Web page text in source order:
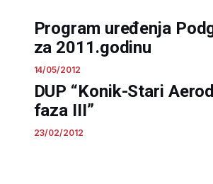
Program uređenja
za 2011.godinu
14/05/2012
DUP “Konik-Stari
faza III”
23/02/2012